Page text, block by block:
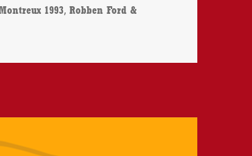
1993,Robben Ford &
Blue Line – Live At Montreux 1993 – CD/DVD-